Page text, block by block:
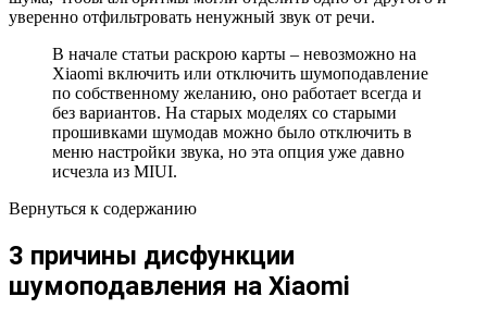
уверенно отфильтровать ненужный звук от речи.
В начале статьи раскрою карты – невозможно на
Xiaomi включить или отключить шумоподавление
по собственному желанию, оно работает всегда и
без вариантов. На старых моделях со старыми
прошивками шумодав можно было отключить в
меню настройки звука, но эта опция уже давно
исчезла из MIUI.
Вернуться к содержанию
3 причины дисфункции
шумоподавления на Xiaomi